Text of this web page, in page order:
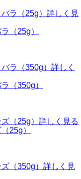
詳しく見
（25g）
詳しく
（350g）
詳しく見る
25g）
詳しく見